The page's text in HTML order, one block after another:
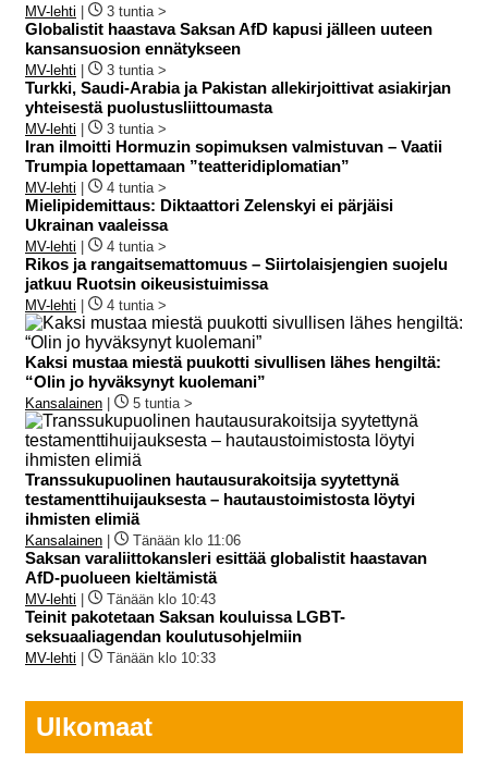
MV-lehti 3 tuntia >
Globalistit haastava Saksan AfD kapusi jälleen uuteen
kansansuosion ennätykseen
MV-lehti 3 tuntia >
Turkki, Saudi-Arabia ja Pakistan allekirjoittivat asiakirjan
yhteisestä puolustusliittoumasta
MV-lehti 3 tuntia >
Iran ilmoitti Hormuzin sopimuksen valmistuvan – Vaatii
Trumpia lopettamaan ”teatteridiplomatian”
MV-lehti 4 tuntia >
Mielipidemittaus: Diktaattori Zelenskyi ei pärjäisi
Ukrainan vaaleissa
MV-lehti 4 tuntia >
Rikos ja rangaitsemattomuus – Siirtolaisjengien suojelu
jatkuu Ruotsin oikeusistuimissa
MV-lehti 4 tuntia >
Kaksi mustaa miestä puukotti sivullisen lähes hengiltä:
“Olin jo hyväksynyt kuolemani”
Kansalainen 5 tuntia >
Transsukupuolinen hautausurakoitsija syytettynä
testamenttihuijauksesta – hautaustoimistosta löytyi
ihmisten elimiä
Kansalainen Tänään klo 11:06
Saksan varaliittokansleri esittää globalistit haastavan
AfD-puolueen kieltämistä
MV-lehti Tänään klo 10:43
Teinit pakotetaan Saksan kouluissa LGBT-
seksuaaliagendan koulutusohjelmiin
MV-lehti Tänään klo 10:33
Ulkomaat